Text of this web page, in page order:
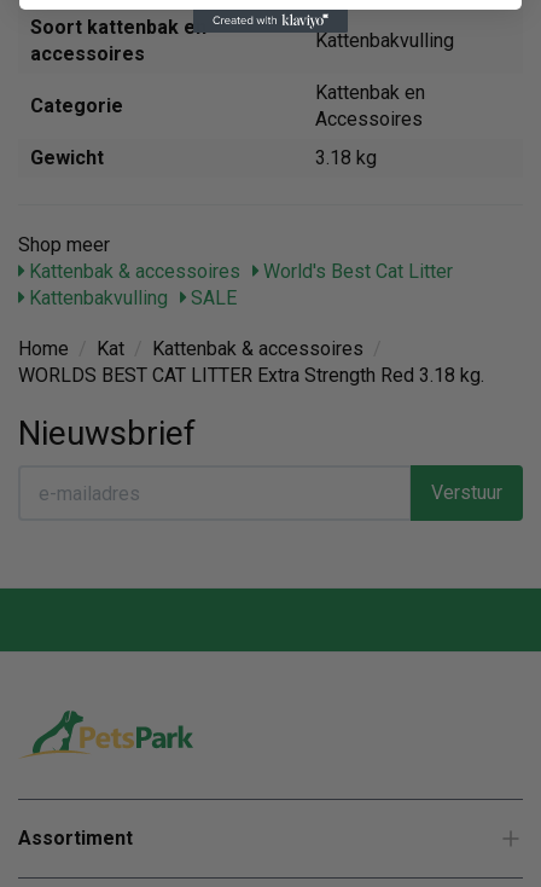
Soort kattenbak en
accessoires
Kattenbakvulling
Categorie
Kattenbak en
Accessoires
Gewicht
3.18 kg
Shop meer
Kattenbak & accessoires
World's Best Cat Litter
Kattenbakvulling
SALE
Home Kat Kattenbak & accessoires
WORLDS BEST CAT LITTER Extra Strength Red 3.18 kg.
Nieuwsbrief
Verstuur
Assortiment